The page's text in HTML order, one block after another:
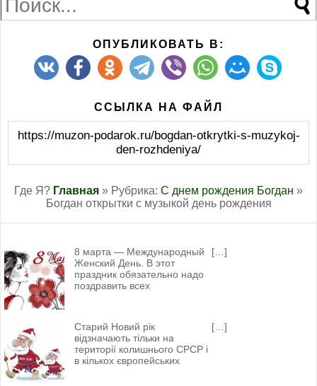
ОПУБЛИКОВАТЬ В:
ССЫЛКА НА ФАЙЛ
https://muzon-podarok.ru/bogdan-otkrytki-s-muzykoj-
den-rozhdeniya/
Где Я? Главная » Рубрика: С днем рождения Богдан »
Богдан открытки с музыкой день рождения
8 марта — Международный
Женский День. В этот
праздник обязательно надо
поздравить всех
[…]
Старий Новий рік
відзначають тільки на
території колишнього СРСР і
в кількох європейських
[…]